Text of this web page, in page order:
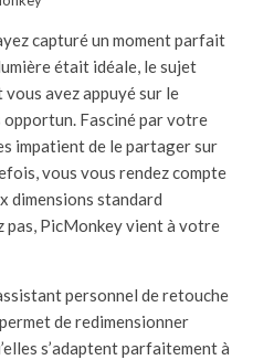
capturé un moment parfait
était idéale, le sujet
avez appuyé sur le
opportun. Fasciné par votre
impatient de le partager sur
vous vous rendez compte
dimensions standard
pas, PicMonkey vient à votre
personnel de retouche
de redimensionner
s’adaptent parfaitement à